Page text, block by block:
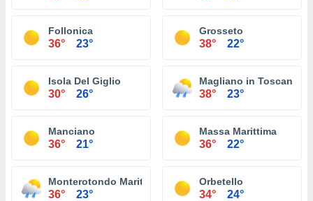
Follonica
36° 23°
Grosseto
38° 22°
Isola Del Giglio
30° 26°
Magliano in Toscana
38° 23°
Manciano
36° 21°
Massa Marittima
36° 22°
Monterotondo Marittimo
36° 23°
Orbetello
34° 24°